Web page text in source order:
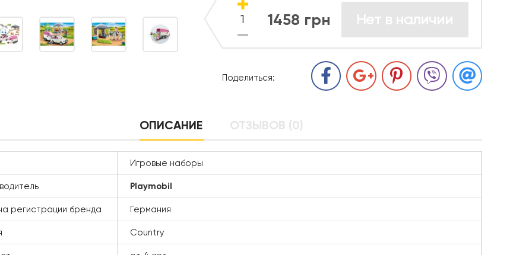
1458 грн Нет в наличии
Поделиться:
ОПИСАНИЕ ОТЗЫВОВ (0)
Игровые наборы
Playmobil
регистрации бренда Германия
Country